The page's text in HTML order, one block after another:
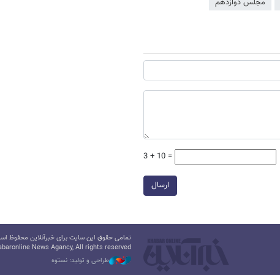
3 + 10 =
ارسال
تمامی حقوق این سایت برای خبرآنلاین محفوظ
News Agancy, All rights reserved
طراحی و تولید: نستوه